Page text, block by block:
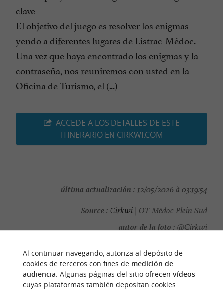
clave
El objetivo del juego es resolver los enigmas
yendo a diferentes lugares de Listrac-Médoc.
Una vez que haya encontrado los enigmas y la
contraseña, nos reuniremos con usted en la
Oficina de Turismo, el (...)
ACCEDE A LOS DETALLES DE ESTE
ITINERARIO EN CIRKWI.COM
última actualización : 12/05/2026 à 03:19:54
Source : Cirkwi | OT Médoc Plein Sud
autor de la foto : @Cirkwi
PARA DESCUBRIRALREDEDOR
Al continuar navegando, autoriza al depósito de
cookies de terceros con fines de medición de
audiencia. Algunas páginas del sitio ofrecen vídeos
cuyas plataformas también depositan cookies.